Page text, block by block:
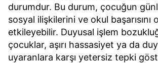
durumdur. Bu durum, çocuğun
sosyal ilişkilerini ve okul başarısını
etkileyebilir. Duyusal işlem
çocuklar, aşırı hassasiyet ya da
uyaranlara karşı yetersiz tepki